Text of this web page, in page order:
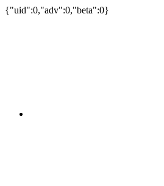
{"uid":0,"adv":0,"beta":0}